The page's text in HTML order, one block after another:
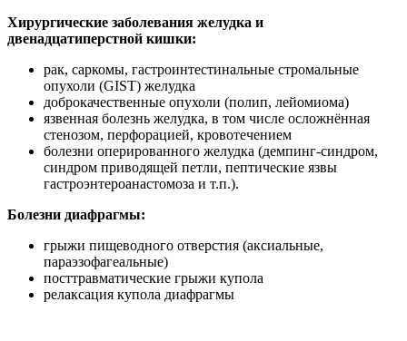
Хирургические заболевания желудка и
двенадцатиперстной кишки:
рак, саркомы, гастроинтестинальные стромальные
опухоли (GIST) желудка
доброкачественные опухоли (полип, лейомиома)
язвенная болезнь желудка, в том числе осложнённая
стенозом, перфорацией, кровотечением
болезни оперированного желудка (демпинг-синдром,
синдром приводящей петли, пептические язвы
гастроэнтероанастомоза и т.п.).
Болезни диафрагмы:
грыжи пищеводного отверстия (аксиальные,
параэзофагеальные)
посттравматические грыжи купола
релаксация купола диафрагмы